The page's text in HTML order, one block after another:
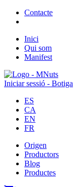
Contacte
Inici
Qui som
Manifest
Iniciar sessió - Botiga
ES
CA
EN
FR
Origen
Productors
Blog
Productes